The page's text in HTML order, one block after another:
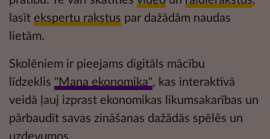
lasīt ekspertu rakstus par dažādām naudas
lietām.
Skolēniem ir pieejams digitāls mācību
līdzeklis "Mana ekonomika", kas interaktīvā
veidā ļauj izprast ekonomikas likumsakarības un
pārbaudīt savas zināšanas dažādās spēlēs un